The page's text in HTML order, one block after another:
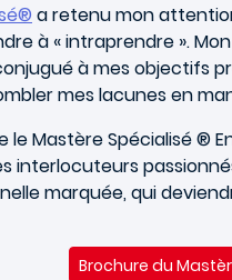
a retenu mon
à « intraprendre ».
à mes objectifs
mes lacunes en
le Mastère Spécialisé
interlocuteurs
marquée, qui
Brochure du